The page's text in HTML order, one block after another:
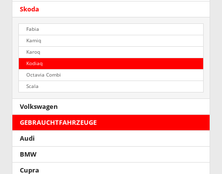
Skoda
Fabia
Kamiq
Karoq
Kodiaq
Octavia Combi
Scala
Volkswagen
GEBRAUCHTFAHRZEUGE
Audi
BMW
Cupra